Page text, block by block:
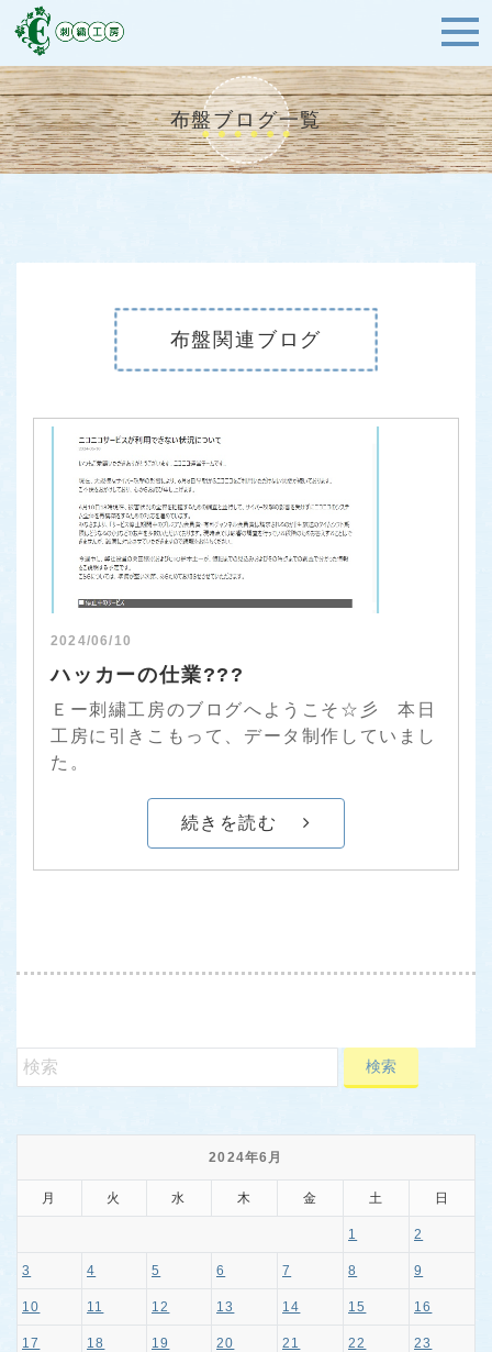
布盤ブログ一覧
布盤関連ブログ
2024/06/10
ハッカーの仕業???
Ｅー刺繍工房のブログへようこそ☆彡 本日
工房に引きこもって、データ制作していまし
た。
続きを読む
2024年6月
月 火 水 木 金 土 日
1 2
3 4 5 6 7 8 9
10 11 12 13 14 15 16
17 18 19 20 21 22 23